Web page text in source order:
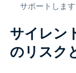
サポートします
サイレン
のリスク